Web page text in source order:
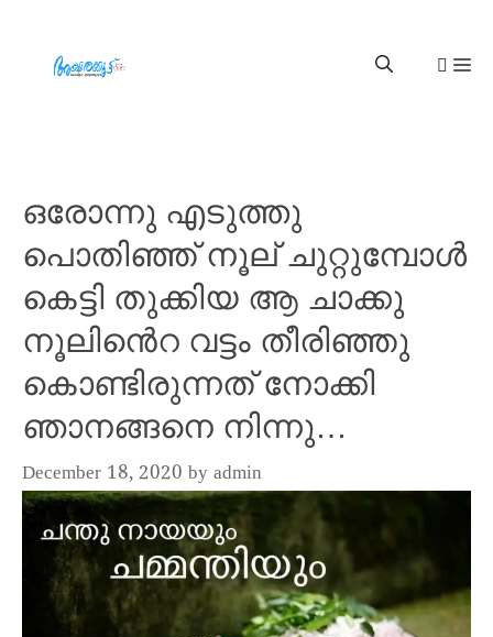
ഒരോന്നു എടുത്തു
പൊതിഞ്ഞ് നൂല് ചുറ്റുമ്പോൾ
കെട്ടി തുക്കിയ ആ ചാക്കു
നൂലിൻെറ വട്ടം തീരിഞ്ഞു
കൊണ്ടിരുന്നത് നോക്കി
ഞാനങ്ങനെ നിന്നു…
December 18, 2020 by admin